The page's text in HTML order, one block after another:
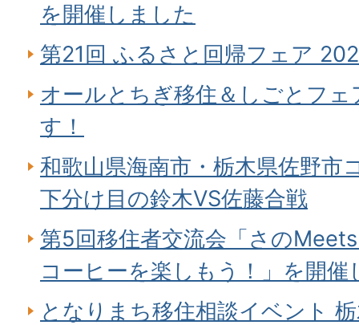
を開催しました
第21回 ふるさと回帰フェア
オールとちぎ移住＆しごとフ
す！
和歌山県海南市・栃木県佐野市
下分け目の鈴木VS佐藤合戦
第5回移住者交流会「さの
コーヒーを楽しもう！」を開催
となりまち移住相談イベント